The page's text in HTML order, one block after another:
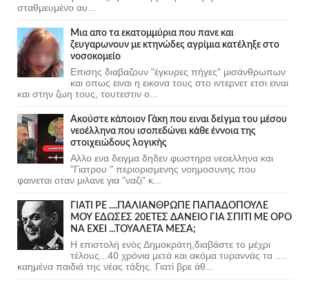
σταθμευμένο αυ...
Μια απο τα εκατομμύρια που πανε και
ζευγαρωνουν με κτηνώδες αγρίμια κατέληξε στο
νοσοκομείο
Επισης διαβαζουν "έγκυρες πήγες" μισάνθρωπων
και οπως ειναι η εικονα τους στο ιντερνετ ετσι ειναι
και στην ζωη τους, τουτεστιν ο...
Ακούστε κάποιον Γάκη που ειναι δείγμα του μέσου
νεοέλληνα που ισοπεδώνει κάθε έννοια της
στοιχειώδους λογικής
Αλλο ενα δειγμα δηδεν φωστηρα νεοελληνα και
"Γιατρου " περιορισμενης νοημοσυνης που
φαινεται οταν μιλανε για "ναζι" κ...
ΓΙΑΤΙ ΡΕ ....ΠΑΛΙΑΝΘΡΩΠΕ ΠΑΠΑΔΟΠΟΥΛΕ
ΜΟΥ ΕΔΩΣΕΣ 20ΕΤΕΣ ΔΑΝΕΙΟ ΓΙΑ ΣΠΙΤΙ ΜΕ ΟΡΟ
ΝΑ ΕΧΕΙ ...ΤΟΥΑΛΕΤΑ ΜΕΣΑ;
Η επιστολή ενός Δημοκράτη,διαβάστε το μέχρι
τέλους...40 χρόνια μετά και ακόμα τυραννάς τα ....
καημένα παιδιά της νέας τάξης. Γιατί βρε άθ...